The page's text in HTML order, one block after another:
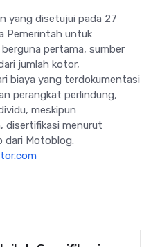
yang disetujui pada 27
Pemerintah untuk
pertama, sumber
jumlah kotor,
biaya yang terdokumentasi
perangkat perlindung,
meskipun
disertifikasi menurut
dari Motoblog.